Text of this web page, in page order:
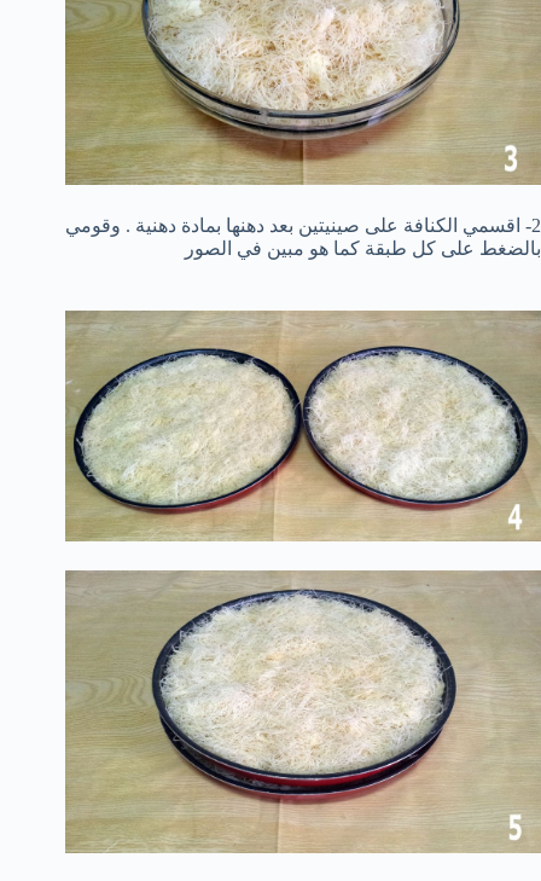
2- اقسمي الكنافة على صينيتين بعد دهنها بمادة دهنية . وقومي
بالضغط على كل طبقة كما هو مبين في الصور